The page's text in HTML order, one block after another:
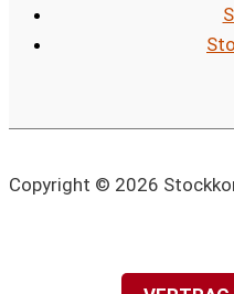
Copyright © 2026